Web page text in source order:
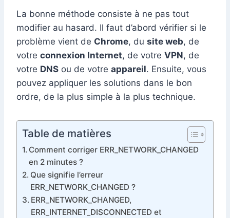
La bonne méthode consiste à ne pas tout
modifier au hasard. Il faut d’abord vérifier si le
problème vient de Chrome, du site web, de
votre connexion Internet, de votre VPN, de
votre DNS ou de votre appareil. Ensuite, vous
pouvez appliquer les solutions dans le bon
ordre, de la plus simple à la plus technique.
Table de matières
Comment corriger ERR_NETWORK_CHANGED
en 2 minutes ?
Que signifie l’erreur
ERR_NETWORK_CHANGED ?
ERR_NETWORK_CHANGED,
ERR_INTERNET_DISCONNECTED et